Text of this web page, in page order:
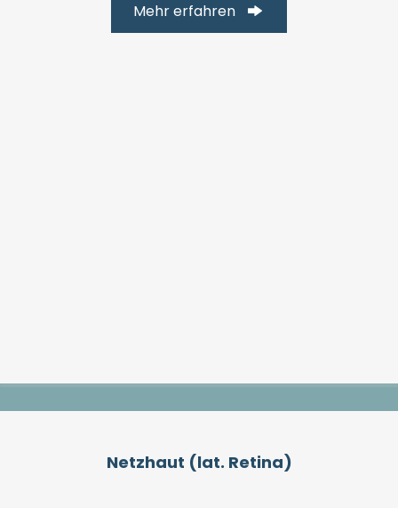
Mehr erfahren
Netzhaut (lat. Retina)